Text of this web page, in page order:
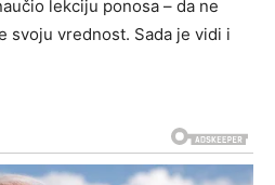
lekciju ponosa – da ne
svoju vrednost. Sada je vidi i